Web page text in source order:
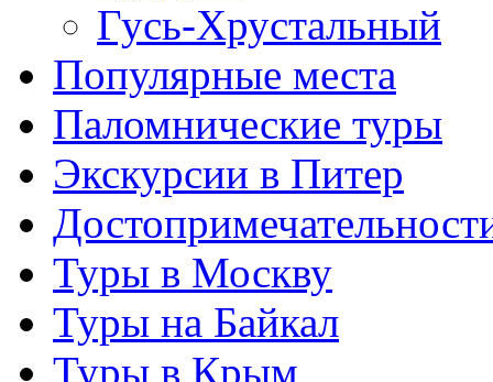
Гусь-Хрустальный
Популярные места
Паломнические туры
Экскурсии в Питер
Туры в Москву
Туры на Байкал
Туры в Крым